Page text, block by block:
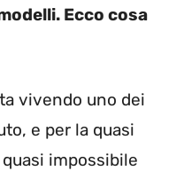
Ecco cosa
vivendo uno dei
e per la quasi
impossibile